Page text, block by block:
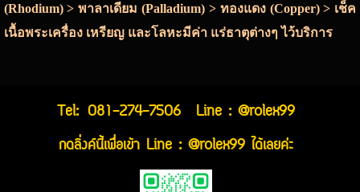
(Rhodium) > พาลาเดียม (Palladium) > ทองแดง (Copper) > เช็ค
เนื้อพระเครื่อง เหรียญ และโลหะมีค่า แร่ธาตุต่างๆ ไว้บริการ
Tel: 081-274-7506
Line : @rolex99
กดลิ่งค์นี้เพื่อเข้า Line : @rolex99 ได้เลยค่ะ